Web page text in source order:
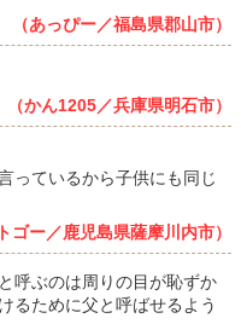
（あっぴー／福島県郡山市）
（かん1205／兵庫県明石市）
っているから子供にも同じ
ゴー／鹿児島県薩摩川内市）
呼ぶのは周りの目が恥ずか
るために父と呼ばせるよう